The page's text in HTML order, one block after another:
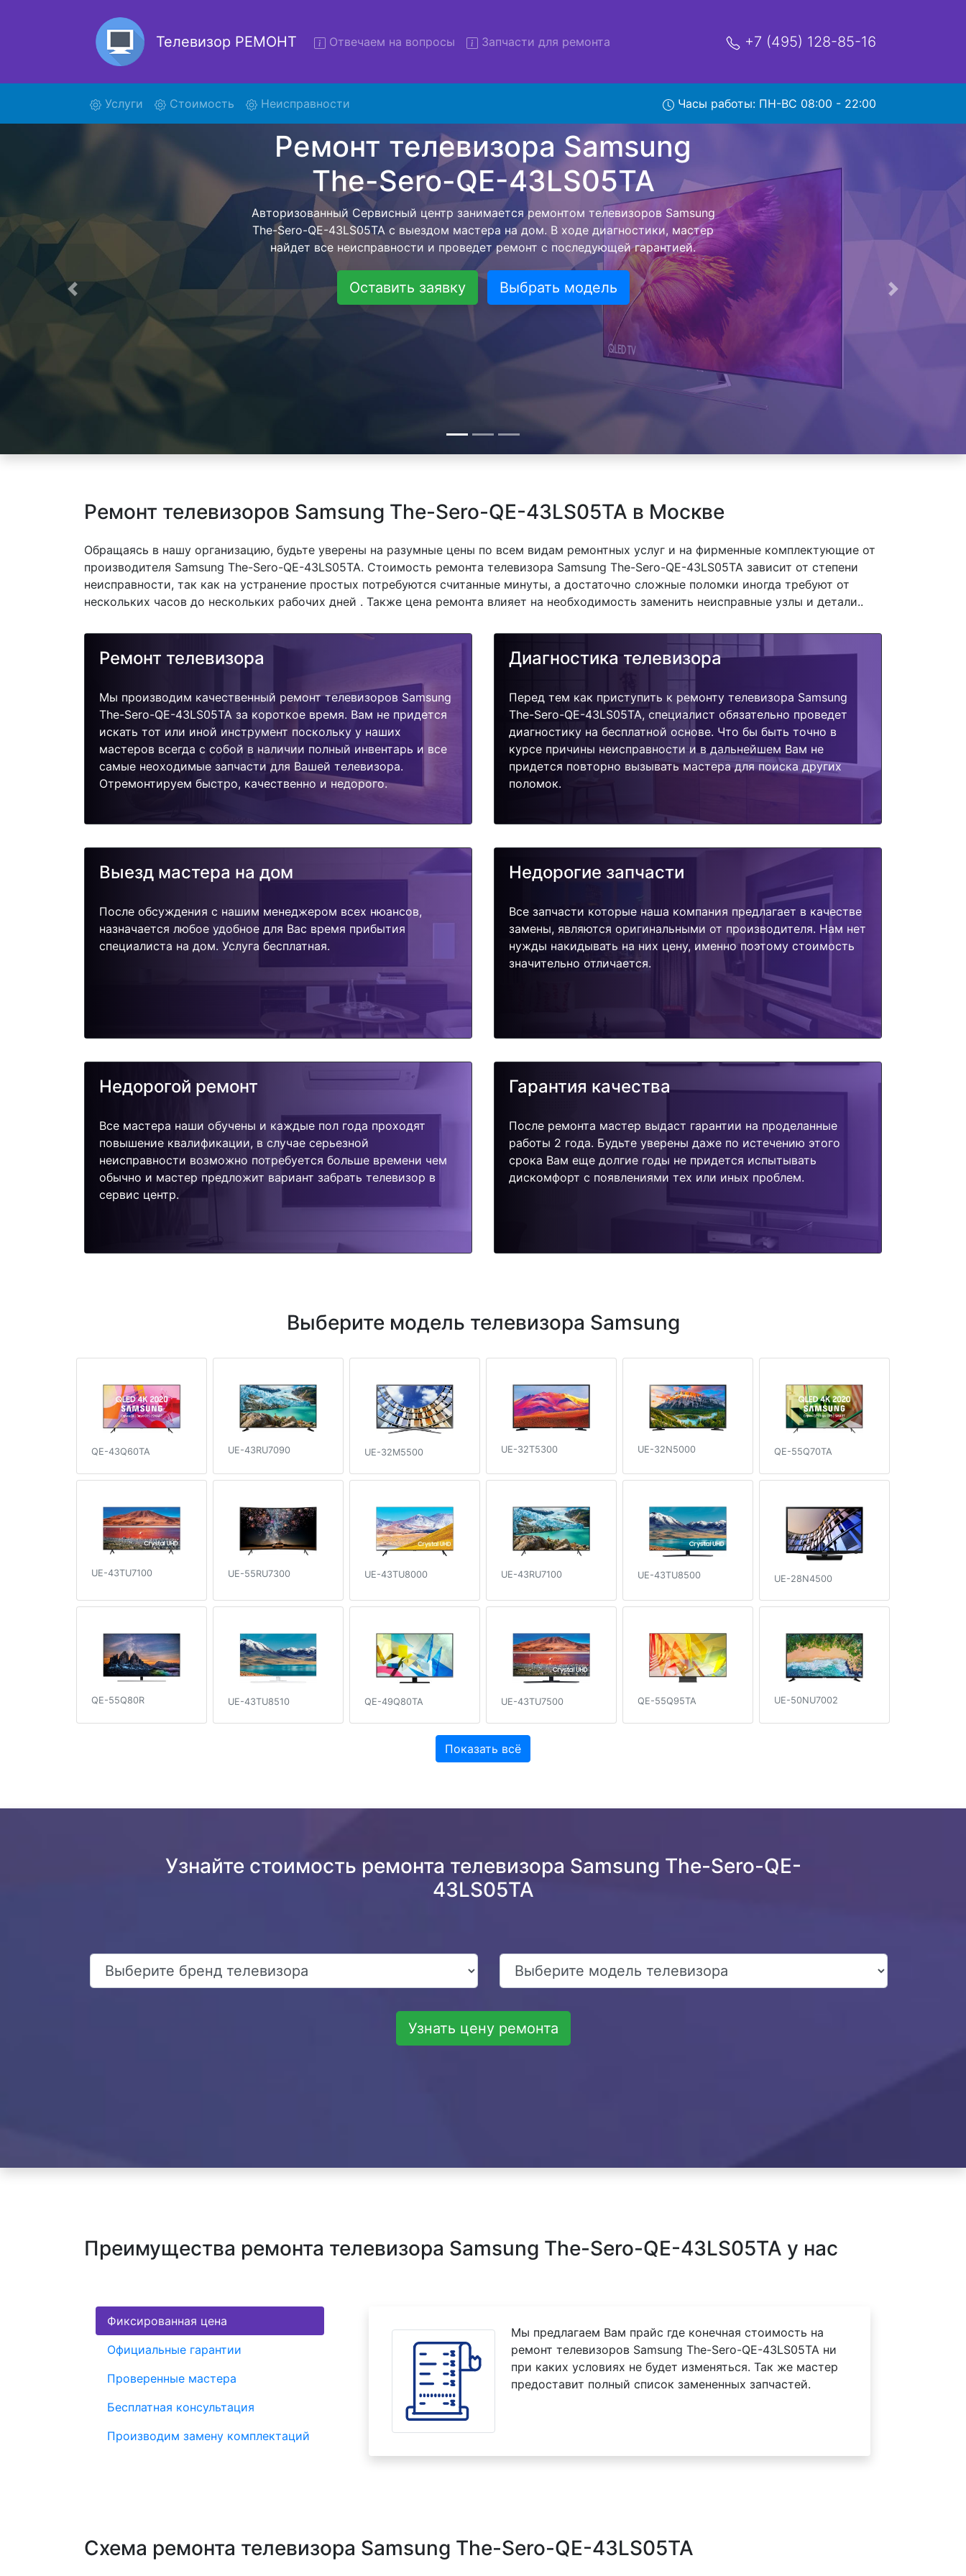
Телевизор РЕМОНТ Отвечаем на вопросы Запчасти для ремонта +7 (495) 128-85-16
Услуги (current)Стоимость Неисправности Часы работы: ПН-ВС 08:00 - 22:00
Ремонт телевизоров Samsung The-Sero-
QE-43LS05TA с вывозом в сервис
Ремонт телевизоров Samsung The-Sero-QE-43LS05TA с вывозом в сервисный центр
и обратно - с помощью нашей бесплатной услуги, специалист заберет Ваш
телевизор для дальнейшего более детального ремонта. Оговоренная стоимость
ремонта останется неизменно при возвращении видеотехники обратно.
Оставить заявку Выбрать модель
Предыдущая Следующая
Ремонт телевизоров Samsung The-Sero-QE-43LS05TA в Москве
Обращаясь в нашу организацию, будьте уверены на разумные цены по всем видам ремонтных услуг и на фирменные комплектующие от
производителя Samsung The-Sero-QE-43LS05TA. Стоимость ремонта телевизора Samsung The-Sero-QE-43LS05TA зависит от степени
неисправности, так как на устранение простых потребуются считанные минуты, а достаточно сложные поломки иногда требуют от
нескольких часов до нескольких рабочих дней . Также цена ремонта влияет на необходимость заменить неисправные узлы и детали..
Ремонт телевизора
Мы производим качественный ремонт телевизоров Samsung
The-Sero-QE-43LS05TA за короткое время. Вам не придется
искать тот или иной инструмент поскольку у наших
мастеров всегда с собой в наличии полный инвентарь и все
самые неоходимые запчасти для Вашей телевизора.
Отремонтируем быстро, качественно и недорого.
Диагностика телевизора
Перед тем как приступить к ремонту телевизора Samsung
The-Sero-QE-43LS05TA, специалист обязательно проведет
диагностику на бесплатной основе. Что бы быть точно в
курсе причины неисправности и в дальнейшем Вам не
придется повторно вызывать мастера для поиска других
поломок.
Выезд мастера на дом
После обсуждения с нашим менеджером всех нюансов,
назначается любое удобное для Вас время прибытия
специалиста на дом. Услуга бесплатная.
Недорогие запчасти
Все запчасти которые наша компания предлагает в качестве
замены, являются оригинальными от производителя. Нам нет
нужды накидывать на них цену, именно поэтому стоимость
значительно отличается.
Недорогой ремонт
Все мастера наши обучены и каждые пол года проходят
повышение квалификации, в случае серьезной
неисправности возможно потребуется больше времени чем
обычно и мастер предложит вариант забрать телевизор в
сервис центр.
Гарантия качества
После ремонта мастер выдаст гарантии на проделанные
работы 2 года. Будьте уверены даже по истечению этого
срока Вам еще долгие годы не придется испытывать
дискомфорт с появлениями тех или иных проблем.
Выберите модель телевизора Samsung
QE-43Q60TA UE-43RU7090 UE-32M5500 UE-32T5300 UE-32N5000 QE-55Q70TA
UE-43TU7100 UE-55RU7300 UE-43TU8000 UE-43RU7100 UE-43TU8500 UE-28N4500
QE-55Q80R UE-43TU8510 QE-49Q80TA UE-43TU7500 QE-55Q95TA UE-50NU7002
Показать всё
Узнайте стоимость ремонта телевизора Samsung The-Sero-QE-
43LS05TA
Узнать цену ремонта
Преимущества ремонта телевизора Samsung The-Sero-QE-43LS05TA у нас
Фиксированная цена
Официальные гарантии
Проверенные мастера
Бесплатная консультация
Производим замену комплектаций
Мы предлагаем Вам прайс где конечная стоимость на
ремонт телевизоров Samsung The-Sero-QE-43LS05TA ни
при каких условиях не будет изменяться. Так же мастер
предоставит полный список замененных запчастей.
Схема ремонта телевизора Samsung The-Sero-QE-43LS05TA